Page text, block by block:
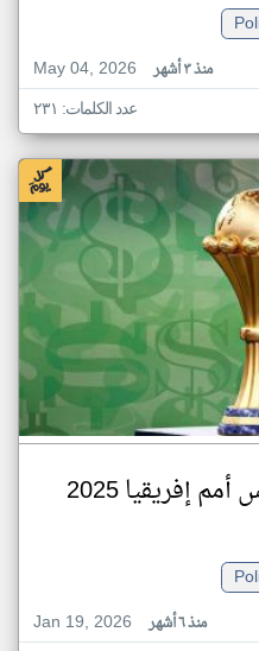
May 04, 2026
منذ ٣ أشهر
عدد الكلمات: ٢٣١
إفريقيا 2025
Jan 19, 2026
منذ ٦ أشهر